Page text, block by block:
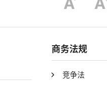
商务法规
竞争法